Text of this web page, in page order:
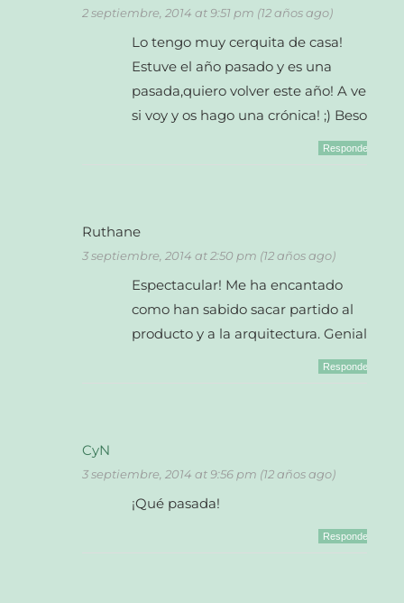
2 septiembre, 2014 at 9:51 pm (12 años ago)
Lo tengo muy cerquita de casa!
Estuve el año pasado y es una
pasada,quiero volver este año! A ver
si voy y os hago una crónica! ;) Besos
Responder
Ruthane
3 septiembre, 2014 at 2:50 pm (12 años ago)
Espectacular! Me ha encantado
como han sabido sacar partido al
producto y a la arquitectura. Genial!
Responder
CyN
3 septiembre, 2014 at 9:56 pm (12 años ago)
¡Qué pasada!
Responder